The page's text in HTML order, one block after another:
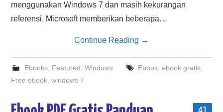
menggunakan Windows 7 dan masih kekurangan
referensi, Microsoft memberikan beberapa…
Continue Reading →
Ebooks, Featured Windows Ebook, ebook gratis,
Free ebook ,windows 7